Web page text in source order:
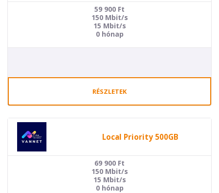
59 900 Ft
150 Mbit/s
15 Mbit/s
0 hónap
RÉSZLETEK
Local Priority 500GB
69 900 Ft
150 Mbit/s
15 Mbit/s
0 hónap